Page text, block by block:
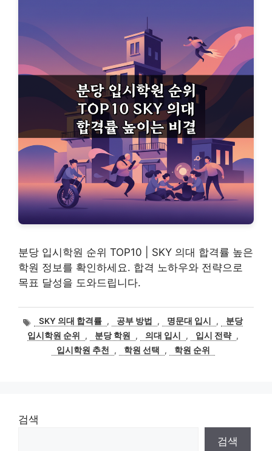
분당 입시학원 순위 TOP10 | SKY 의대 합격률 높은
학원 정보를 확인하세요. 합격 노하우와 전략으로
목표 달성을 도와드립니다.
태
그
SKY 의대 합격률 , 공부 방법 , 명문대 입시 ,
분당
입시학원 순위
, 분당 학원 , 의대 입시 , 입시 전략 ,
입시학원 추천
, 학원 선택 , 학원 순위
검색
검색